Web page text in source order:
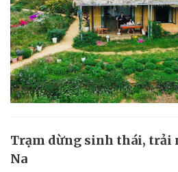
Trạm dừng sinh thái, trải
Na